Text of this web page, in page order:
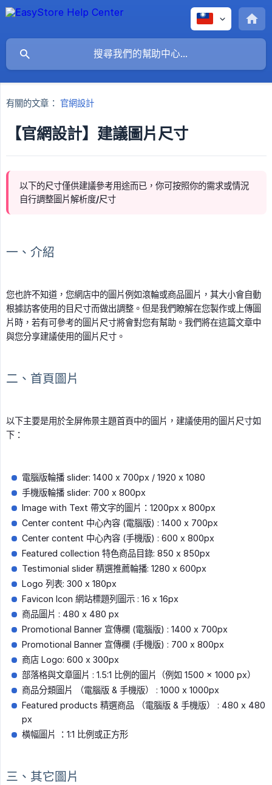
有關的文章： 官網設計
【官網設計】建議圖片尺寸
以下的尺寸僅供建議參考用途而已，你可按照你的需求或情況
自行調整圖片解析度/尺寸
一、介紹
您也許不知道，您網店中的圖片例如滾輪或商品圖片，其大小會自動
根據訪客使用的目尺寸而做出調整。但是我們瞭解在您製作或上傳圖
片時，若有可參考的圖片尺寸將會對您有幫助。我們將在這篇文章中
與您分享建議使用的圖片尺寸。
二、首頁圖片
以下主要是用於全屏佈景主題首頁中的圖片，建議使用的圖片尺寸如
下：
電腦版輪播 slider: 1400 x 700px / 1920 x 1080
手機版輪播 slider: 700 x 800px
Image with Text 帶文字的圖片：1200px x 800px
Center content 中心內容 (電腦版) : 1400 x 700px
Center content 中心內容 (手機版) : 600 x 800px
Featured collection 特色商品目錄: 850 x 850px
Testimonial slider 精選推薦輪播: 1280 x 600px
Logo 列表: 300 x 180px
Favicon Icon 網站標題列圖示 : 16 x 16px
商品圖片 : 480 x 480 px
Promotional Banner 宣傳欄 (電腦版) : 1400 x 700px
Promotional Banner 宣傳欄 (手機版) : 700 x 800px
商店 Logo: 600 x 300px
部落格與文章圖片 : 1.5:1 比例的圖片（例如 1500 × 1000 px）
商品分類圖片 （電腦版 & 手機版） : 1000 x 1000px
Featured products 精選商品 （電腦版 & 手機版） : 480 x 480
px
橫幅圖片 ：1:1 比例或正方形
三、其它圖片